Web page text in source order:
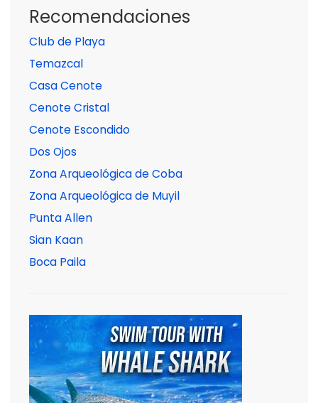
Recomendaciones
Club de Playa
Temazcal
Casa Cenote
Cenote Cristal
Cenote Escondido
Dos Ojos
Zona Arqueológica de Coba
Zona Arqueológica de Muyil
Punta Allen
Sian Kaan
Boca Paila